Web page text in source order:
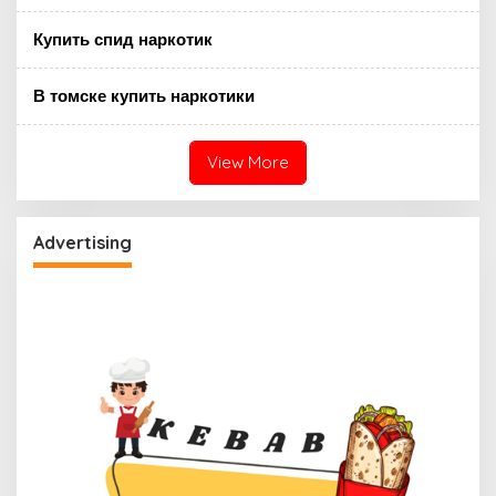
Купить спид наркотик
В томске купить наркотики
View More
Advertising